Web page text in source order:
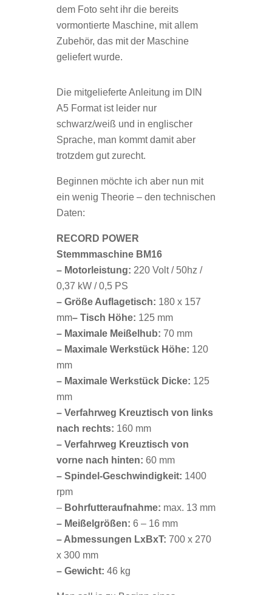
dem Foto seht ihr die bereits
vormontierte Maschine, mit allem
Zubehör, das mit der Maschine
geliefert wurde.
Die mitgelieferte Anleitung im DIN
A5 Format ist leider nur
schwarz/weiß und in englischer
Sprache, man kommt damit aber
trotzdem gut zurecht.
Beginnen möchte ich aber nun mit
ein wenig Theorie – den technischen
Daten:
RECORD POWER
Stemmmaschine BM16
– Motorleistung: 220 Volt / 50hz /
0,37 kW / 0,5 PS
– Größe Auflagetisch: 180 x 157
mm– Tisch Höhe: 125 mm
– Maximale Meißelhub: 70 mm
– Maximale Werkstück Höhe: 120
mm
– Maximale Werkstück Dicke: 125
mm
– Verfahrweg Kreuztisch von links
nach rechts: 160 mm
– Verfahrweg Kreuztisch von
vorne nach hinten: 60 mm
– Spindel-Geschwindigkeit: 1400
rpm
–Bohrfutteraufnahme: max. 13 mm
– Meißelgrößen: 6 – 16 mm
– Abmessungen LxBxT: 700 x 270
x 300 mm
– Gewicht: 46 kg